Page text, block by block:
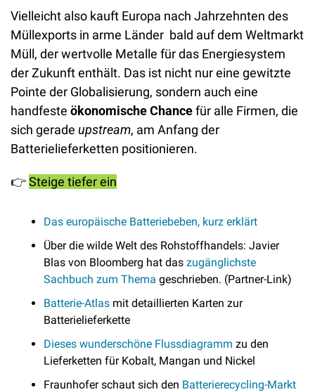
Vielleicht also kauft Europa nach Jahrzehnten des
Müllexports in arme Länder  bald auf dem Weltmarkt
Müll, der wertvolle Metalle für das Energiesystem
der Zukunft enthält. Das ist nicht nur eine gewitzte
Pointe der Globalisierung, sondern auch eine
handfeste ökonomische Chance für alle Firmen, die
sich gerade upstream, am Anfang der
Batterielieferketten positionieren.
👉️ Steige tiefer ein
Das europäische Batteriebeben, kurz erklärt
Über die wilde Welt des Rohstoffhandels: Javier
Blas von Bloomberg hat das zugänglichste
Sachbuch zum Thema geschrieben. (Partner-Link)
Batterie-Atlas mit detaillierten Karten zur
Batterielieferkette
Dieses wunderschöne Flussdiagramm zu den
Lieferketten für Kobalt, Mangan und Nickel
Fraunhofer schaut sich den Batterierecycling-Markt